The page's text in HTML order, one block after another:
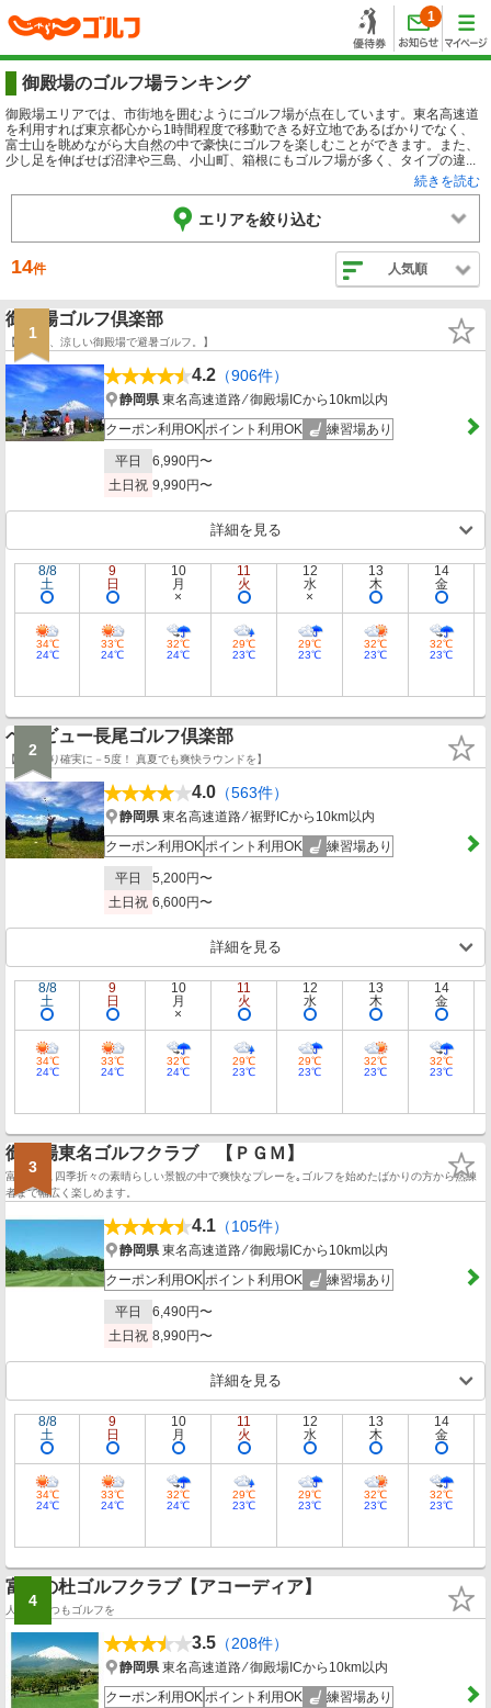
1
御殿場のゴルフ場ランキング
御殿場エリアでは、市街地を囲むようにゴルフ場が点在しています。東名高速道
を利用すれば東京都心から1時間程度で移動できる好立地であるばかりでなく、
富士山を眺めながら大自然の中で豪快にゴルフを楽しむことができます。また、
少し足を伸ばせば沼津や三島、小山町、箱根にもゴルフ場が多く、タイプの違...
続きを読む
エリアを絞り込む
14件 人気順
1
御殿場ゴルフ倶楽部
【真夏は、涼しい御殿場で避暑ゴルフ。】
4.2 （906件）
静岡県東名高速道路 ⁄ 御殿場ICから10km以内
クーポン利用OKポイント利用OK 練習場あり
平日
6,990円〜
土日祝 9,990円〜
詳細を見る
8/8
土
34℃
24℃
9
日
33℃
24℃
10
月
32℃
24℃
11
火
29℃
23℃
12
水
29℃
23℃
13
木
32℃
23℃
14
金
32℃
23℃
2
ベルビュー長尾ゴルフ倶楽部
【下界より確実に－5度！ 真夏でも爽快ラウンドを】
4.0 （563件）
静岡県東名高速道路 ⁄ 裾野ICから10km以内
クーポン利用OKポイント利用OK 練習場あり
平日
5,200円〜
土日祝 6,600円〜
詳細を見る
8/8
土
34℃
24℃
9
日
33℃
24℃
10
月
32℃
24℃
11
火
29℃
23℃
12
水
29℃
23℃
13
木
32℃
23℃
14
金
32℃
23℃
3
御殿場東名ゴルフクラブ 【ＰＧＭ】
富士の麓､四季折々の素晴らしい景観の中で爽快なプレーを｡ゴルフを始めたばかりの方から熟練
者まで幅広く楽しめます。
4.1 （105件）
静岡県東名高速道路 ⁄ 御殿場ICから10km以内
クーポン利用OKポイント利用OK 練習場あり
平日
6,490円〜
土日祝 8,990円〜
詳細を見る
8/8
土
34℃
24℃
9
日
33℃
24℃
10
月
32℃
24℃
11
火
29℃
23℃
12
水
29℃
23℃
13
木
32℃
23℃
14
金
32℃
23℃
4
富士の杜ゴルフクラブ【アコーディア】
人生にいつもゴルフを
3.5 （208件）
静岡県東名高速道路 ⁄ 御殿場ICから10km以内
クーポン利用OKポイント利用OK 練習場あり